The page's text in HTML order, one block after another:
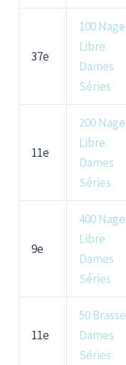
37e
100 Nage
Libre
Dames
Séries
11e
200 Nage
Libre
Dames
Séries
9e
400 Nage
Libre
Dames
Séries
11e
50 Brasse
Dames
Séries